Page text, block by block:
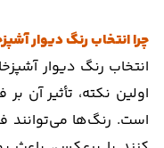
چرا انتخاب رنگ دیوار
انتخاب رنگ دیوار
اولین نکته، تأثیر آن
است. رنگ‌ها می‌توانند